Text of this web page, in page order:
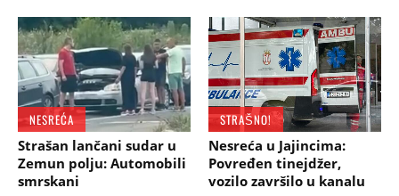
NESREĆA
Strašan lančani sudar u
Zemun polju: Automobili
smrskani
STRAŠNO!
Nesreća u Jajincima:
Povređen tinejdžer,
vozilo završilo u kanalu